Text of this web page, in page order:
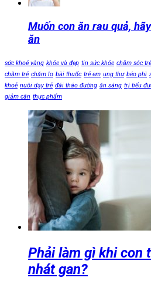
Muốn con ăn rau quả,
ăn
sức khoẻ vàng khỏe và đẹp tin sức khỏe chăm sóc trẻ
chăm trẻ chăm lo bài thuốc trẻ em ung thư béo phì
khoẻ nuôi dạy trẻ đái tháo đường ăn sáng trị tiểu
giảm cân thực phẩm
Phải làm gì khi con
nhát gan?